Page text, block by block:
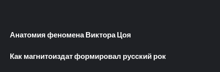
Анатомия феномена Виктора Цоя
Как магнитоиздат формировал русский рок